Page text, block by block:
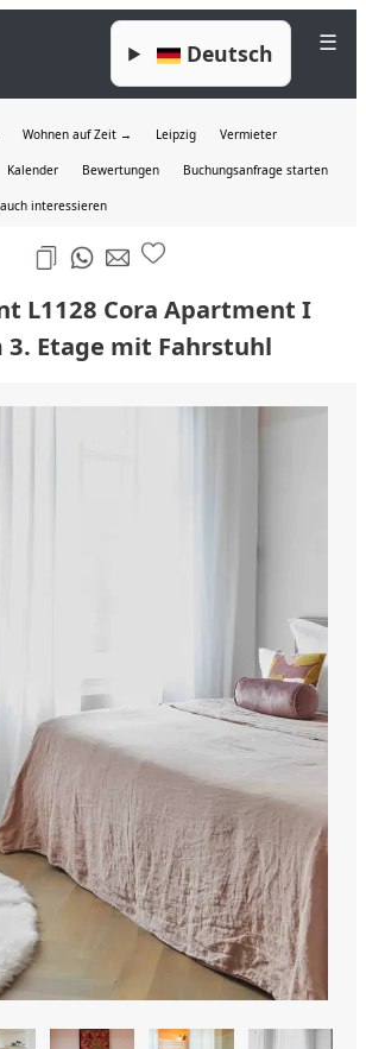
☰
Deutsch
Wohnen auf Zeit → Leipzig Vermieter
Kalender Bewertungen Buchungsanfrage starten
interessieren
L1128 Cora Apartment I
3. Etage mit Fahrstuhl